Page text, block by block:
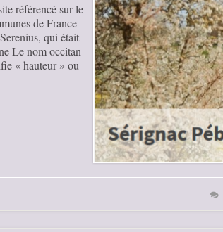
référencé sur le
de France
qui était
Le nom occitan
« hauteur » ou